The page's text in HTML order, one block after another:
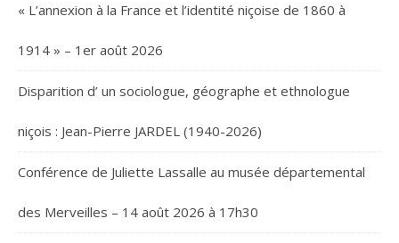
« L’annexion à la France et l’identité niçoise de 1860 à
1914 » – 1er août 2026
Disparition d’ un sociologue, géographe et ethnologue
niçois : Jean-Pierre JARDEL (1940-2026)
Conférence de Juliette Lassalle au musée départemental
des Merveilles – 14 août 2026 à 17h30